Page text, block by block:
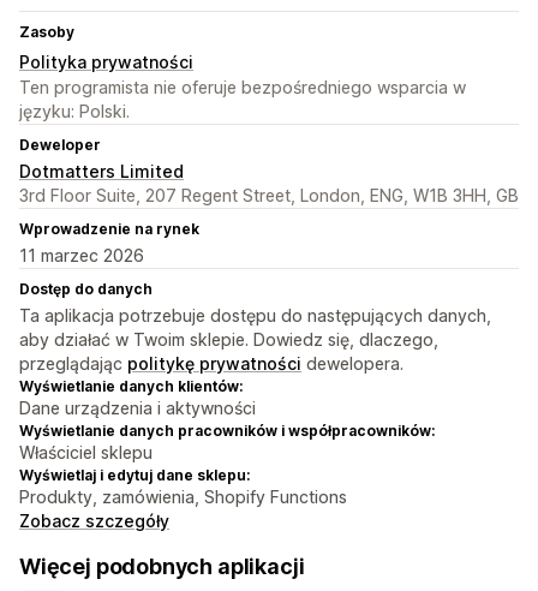
Zasoby
Polityka prywatności
Ten programista nie oferuje bezpośredniego wsparcia w
języku: Polski.
Deweloper
Dotmatters Limited
3rd Floor Suite, 207 Regent Street, London, ENG, W1B 3HH, GB
Wprowadzenie na rynek
11 marzec 2026
Dostęp do danych
Ta aplikacja potrzebuje dostępu do następujących danych,
aby działać w Twoim sklepie. Dowiedz się, dlaczego,
przeglądając politykę prywatności dewelopera.
Wyświetlanie danych klientów:
Dane urządzenia i aktywności
Wyświetlanie danych pracowników i współpracowników:
Właściciel sklepu
Wyświetlaj i edytuj dane sklepu:
Produkty, zamówienia, Shopify Functions
Zobacz szczegóły
Więcej podobnych aplikacji